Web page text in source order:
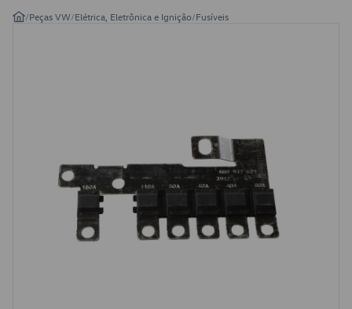
/Peças VW/Elétrica, Eletrônica e Ignição/Fusíveis